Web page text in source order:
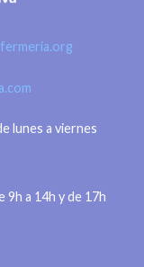
lunes a viernes
9h a 14h y de 17h